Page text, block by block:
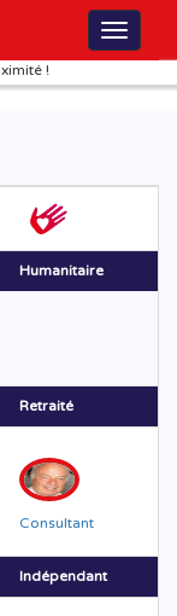
!
Humanitaire
Retraité
Consultant
Indépendant